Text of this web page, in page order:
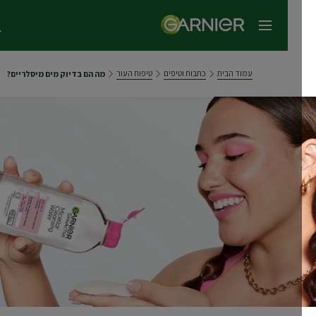
תפריט ראשי
עמוד הבית כתבות וטיפים טיפוח העור מה הם בדיוק מים מיסלריים?